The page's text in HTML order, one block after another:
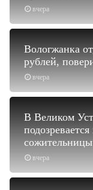
вчера
вчера
Вологжанка
рублей,
вчера
В Великом
сожительницы